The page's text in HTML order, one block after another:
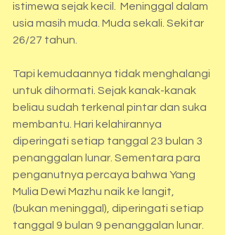
istimewa sejak kecil.  Meninggal dalam
usia masih muda. Muda sekali. Sekitar
26/27 tahun.
Tapi kemudaannya tidak menghalangi
untuk dihormati. Sejak kanak-kanak
beliau sudah terkenal pintar dan suka
membantu. Hari kelahirannya
diperingati setiap tanggal 23 bulan 3
penanggalan lunar. Sementara para
penganutnya percaya bahwa Yang
Mulia Dewi Mazhu naik ke langit,
(bukan meninggal), diperingati setiap
tanggal 9 bulan 9 penanggalan lunar.